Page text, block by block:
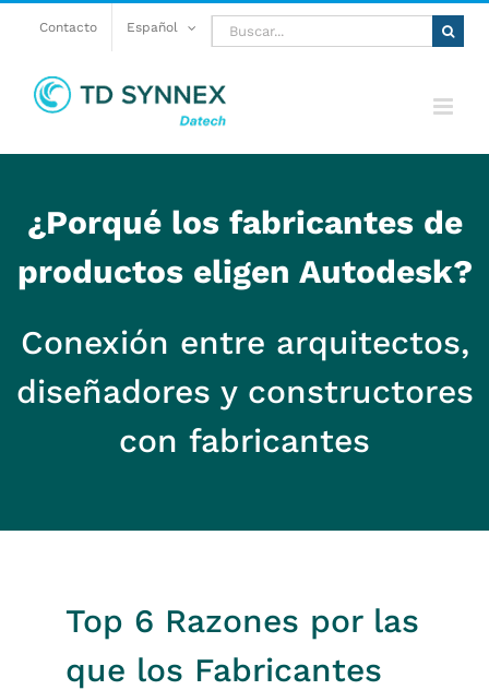
Contacto Español Buscar:
¿Porqué los fabricantes de
productos eligen Autodesk?
Conexión entre arquitectos,
diseñadores y constructores
con fabricantes
Top 6 Razones por las
que los Fabricantes